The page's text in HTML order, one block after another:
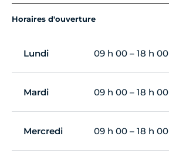
Horaires d'ouverture
Lundi 09 h 00 – 18 h 00
Mardi 09 h 00 – 18 h 00
Mercredi 09 h 00 – 18 h 00